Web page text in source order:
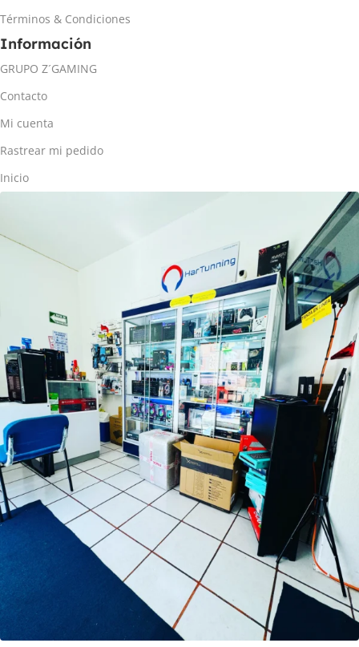
Términos & Condiciones
Información
GRUPO Z´GAMING
Contacto
Mi cuenta
Rastrear mi pedido
Inicio